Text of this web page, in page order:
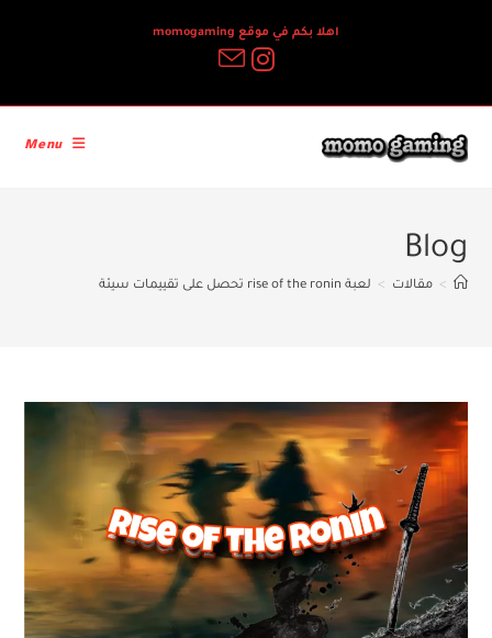
اهلا بكم في موقع momogaming
Menu
Blog
> مقالات > لعبة rise of the ronin تحصل على تقييمات سيئة